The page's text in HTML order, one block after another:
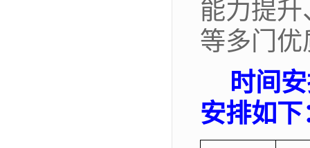
能力提
等多门
时间
安排如下